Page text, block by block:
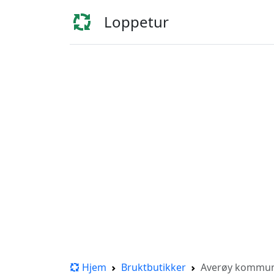
Loppetur
Hjem Bruktbutikker Averøy